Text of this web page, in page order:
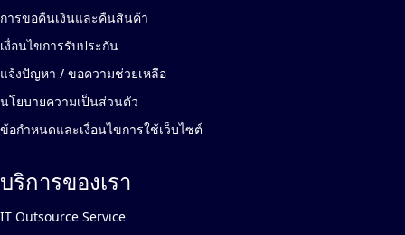
การขอคืนเงินและคืนสินค้า
เงื่อนไขการรับประกัน
แจ้งปัญหา / ขอความช่วยเหลือ
นโยบายความเป็นส่วนตัว
ข้อกำหนดและเงื่อนไขการใช้เว็บไซต์
บริการของเรา
IT Outsource Service